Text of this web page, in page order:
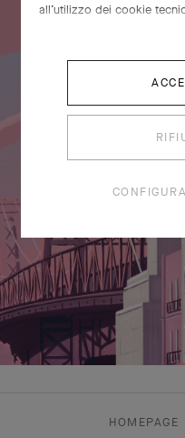
HOMEPAGE
all’utilizzo dei cookie